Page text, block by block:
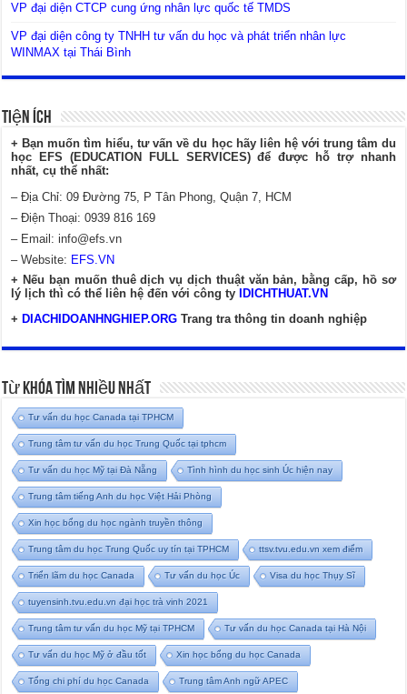
VP đại diện CTCP cung ứng nhân lực quốc tế TMDS
VP đại diện công ty TNHH tư vấn du học và phát triển nhân lực
WINMAX tại Thái Bình
Tiện Ích
+ Bạn muốn tìm hiểu, tư vấn về du học hãy liên hệ với trung tâm du
học EFS (EDUCATION FULL SERVICES) để được hỗ trợ nhanh
nhất, cụ thể nhất:
– Địa Chỉ: 09 Đường 75, P Tân Phong, Quận 7, HCM
– Điện Thoại: 0939 816 169
– Email:info@efs.vn
– Website: EFS.VN
+ Nếu bạn muốn thuê dịch vụ dịch thuật văn bản, bằng cấp, hồ sơ
lý lịch thì có thể liên hệ đến với công ty
IDICHTHUAT.VN
+ DIACHIDOANHNGHIEP.ORG Trang tra thông tin doanh nghiệp
Từ Khóa Tìm Nhiều Nhất
Tư vấn du học Canada tại TPHCM
Trung tâm tư vấn du học Trung Quốc tại tphcm
Tư vấn du học Mỹ tại Đà Nẵng Tình hình du học sinh Úc hiện nay
Trung tâm tiếng Anh du học Việt Hải Phòng
Xin học bổng du học ngành truyền thông
Trung tâm du học Trung Quốc uy tín tại TPHCM ttsv.tvu.edu.vn xem điểm
Triển lãm du học Canada Tư vấn du học Úc Visa du học Thụy Sĩ
tuyensinh.tvu.edu.vn đại học trà vinh 2021
Trung tâm tư vấn du học Mỹ tại TPHCM Tư vấn du học Canada tại Hà Nội
Tư vấn du học Mỹ ở đầu tốt Xin học bổng du học Canada
Tổng chi phí du học Canada Trung tâm Anh ngữ APEC